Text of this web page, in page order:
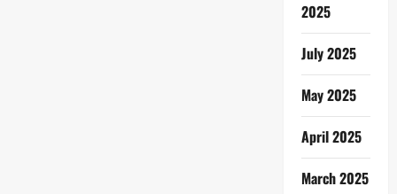
2025
July 2025
May 2025
April 2025
March 2025